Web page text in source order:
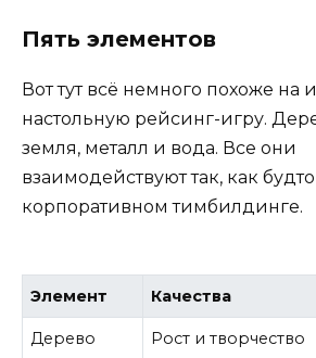
Пять элементов
Вот тут всё немного похоже на
настольную рейсинг-игру.
земля, металл и вода. Все они
взаимодействуют так, как
корпоративном тимбилдинге.
Элемент Качества
Дерево Рост и творчество